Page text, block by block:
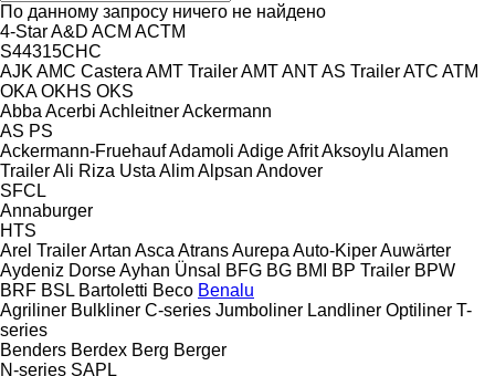
По данному запросу ничего не найдено
4-StarA&D ACM ACTM
S44315CHC
AJK AMC Castera AMT TrailerAMTANTAS TrailerATC ATM
OKA OKHS OKS
Abba Acerbi AchleitnerAckermann
AS PS
Ackermann-FruehaufAdamoli AdigeAfritAksoylu Alamen
TrailerAli Riza Usta AlimAlpsan Andover
SFCL
Annaburger
HTS
Arel TrailerArtan Asca AtransAurepa Auto-KiperAuwärter
Aydeniz DorseAyhan Ünsal BFG BG BMI BP Trailer BPW
BRF BSL Bartoletti Beco Benalu
Agriliner Bulkliner C-series Jumboliner Landliner Optiliner T-
series
Benders Berdex Berg Berger
N-series SAPL